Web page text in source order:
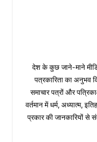
देश के कुछ जाने-माने
पत्रकारिता का अनुभव
समाचार पत्रों और
वर्तमान में धर्म, अध्यात्म,
प्रकार की जानकारियों से